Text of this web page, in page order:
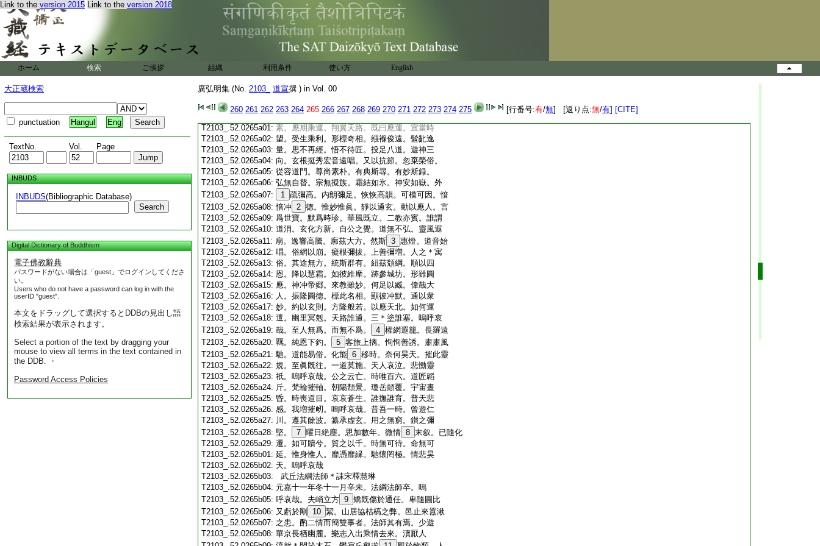
Link to the version 2015 Link to the version 2018
ホーム 検索 ご挨拶 組織 利用条件 使い方 English
大正蔵検索
punctuation Hangul Eng
TextNo. Vol. Page
INBUDS
INBUDS(Bibliographic Database)
Search
Digital Dictionary of Buddhism
電子佛教辭典
パスワードがない場合は「guest」でログインしてくださ
い。
Users who do not have a password can log in with the
userID "guest".
本文をドラッグして選択するとDDBの見出し語
検索結果が表示されます。
Select a portion of the text by dragging your
mouse to view all terms in the text contained in
the DDB. ・
Password Access Policies
廣弘明集 (No. 2103_ 道宣撰 ) in Vol. 00
260 261 262 263 264 265 266 267 268 269 270 271 272 273 274 275 [行番号:有/無] [返り点:無/有] [CITE]
T2103_.52.0264c19:大寺。嗚呼哀哉。道匠西傾。靈軸東摧。朝＊羲
T2103_.52.0264c20:
落曜。寶岳崩頽。六合晝昏。迷駕九迴。神關重
T2103_.52.0264c21:閉。三 46
塗競開。夜光可惜。盲子可哀。罔極之
感。人百其懷。乃爲誄曰。先覺登 47
遐。靈風緬
T2103_.52.0264c24:作。悠悠盲子。神根沈溺。時無指南。誰識冥
T2103_.52.0264c26:
T2103_.52.0264c28:
T2103_.52.0265a01: 素。應期乘運。翔翼天路。既曰應運。宜當時
T2103_.52.0265a02: 望。受生乘利。形標奇相。繦褓俊遠。髫齔逸
T2103_.52.0265a03: 量。思不再經。悟不待匠。投足八道。遊神三
T2103_.52.0265a04: 向。玄根挺秀宏音遠唱。又以抗節。忽棄榮俗。
T2103_.52.0265a05: 從容道門。尊尚素朴。有典斯尋。有妙斯録。
T2103_.52.0265a06: 弘無自替。宗無擬族。霜結如氷。神安如嶽。外
T2103_.52.0265a07:
1 疏彌高。内朗彌足。恢恢高韻。可模可因。愔
T2103_.52.0265a08:愔冲 2 徳。惟妙惟眞。靜以通玄。動以應人。言
T2103_.52.0265a09: 爲世寶。默爲時珍。華風既立。二教亦賓。誰謂
T2103_.52.0265a10: 道消。玄化方新。自公之覺。道無不弘。靈風遐
T2103_.52.0265a11: 扇。逸響高騰。廓茲大方。然斯 3 惠燈。道音始
T2103_.52.0265a12: 唱。俗網以崩。癡根彌拔。上善彌増。人之＊寓
T2103_.52.0265a13: 俗。其途無方。統斯群有。紐茲頽綱。順以四
T2103_.52.0265a14: 恩。降以慧霜。如彼維摩。跡參城坊。形雖圓
T2103_.52.0265a15: 應。神冲帝郷。來教雖妙。何足以臧。偉哉大
T2103_.52.0265a16: 人。振隆圓徳。標此名相。顯彼冲默。通以衆
T2103_.52.0265a17: 妙。約以玄則。方隆般若。以應天北。如何運
T2103_.52.0265a18: 邅。幽里冥剋。天路誰通。三＊塗誰塞。嗚呼哀
T2103_.52.0265a19: 哉。至人無爲。而無不爲。 4 權網遐籠。長羅遠
T2103_.52.0265a20: 羈。純恩下釣。 5 客旅上摛。恂恂善誘。肅肅風
T2103_.52.0265a21:馳。道能易俗。化能 6 移時。奈何昊天。摧此靈
T2103_.52.0265a22: 規。至眞既往。一道莫施。天人哀泣。悲慟靈
T2103_.52.0265a23: 祇。嗚呼哀哉。公之云亡。時唯百六。道匠韜
T2103_.52.0265a24: 斤。梵輪摧軸。朝陽頽景。瓊岳顛覆。宇宙晝
T2103_.52.0265a25: 昏。時喪道目。哀哀蒼生。誰撫誰育。普天悲
T2103_.52.0265a26: 感。我増摧衂。嗚呼哀哉。昔吾一時。曾遊仁
T2103_.52.0265a27: 川。遵其餘波。纂承虚玄。用之無窮。鑚之彌
T2103_.52.0265a28: 堅。 7 曜日絶塵。思加數年。微情 8 末叙。已隨化
T2103_.52.0265a29: 遷。如可贖兮。貿之以千。時無可待。命無可
T2103_.52.0265b01: 延。惟身惟人。靡憑靡縁。馳懷罔極。情悲昊
T2103_.52.0265b02: 天。嗚呼哀哉
T2103_.52.0265b03:
武丘法綱法師＊誄宋釋慧琳
T2103_.52.0265b04: 元嘉十一年冬十一月辛未。法綱法師卒。嗚
T2103_.52.0265b05: 呼哀哉。夫峭立方 9 矯既傷於通任。卑隨圓比
T2103_.52.0265b06: 又虧於剛 10 絜。山居協枯槁之弊。邑止來囂湫
T2103_.52.0265b07: 之患。酌二情而簡雙事者。法師其有焉。少遊
T2103_.52.0265b08: 華京長栖幽麓。樂志入出乘情去來。瀆厭人